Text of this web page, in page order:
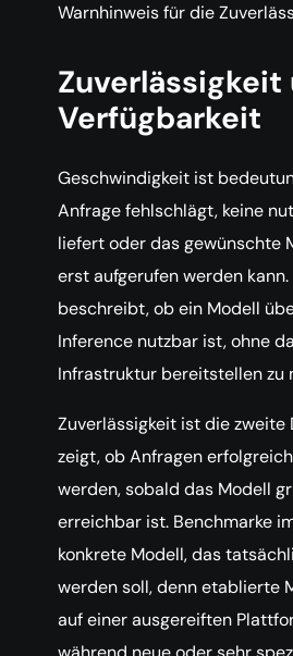
Warnhinweis für die
Zuverlässigkeit
Verfügbarkeit
Geschwindigkeit ist
Anfrage fehlschlägt, keine
liefert oder das gewünschte
erst aufgerufen werden
beschreibt, ob ein Modell
Inference nutzbar ist, ohne
Infrastruktur bereitstellen zu
Zuverlässigkeit ist die zweite
zeigt, ob Anfragen
werden, sobald das Modell
erreichbar ist. Benchmarke
konkrete Modell, das
werden soll, denn etablierte
auf einer ausgereiften